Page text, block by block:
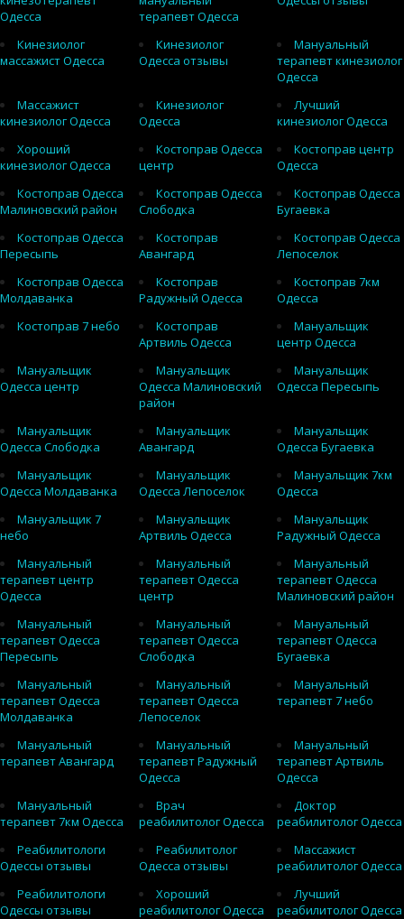
Одесса
терапевт Одесса
Кинезиолог
массажист Одесса
Кинезиолог
Одесса отзывы
Мануальный
терапевт кинезиолог
Одесса
Массажист
кинезиолог Одесса
Кинезиолог
Одесса
Лучший
кинезиолог Одесса
Хороший
кинезиолог Одесса
Костоправ Одесса
центр
Костоправ центр
Одесса
Костоправ Одесса
Малиновский район
Костоправ Одесса
Слободка
Костоправ Одесса
Бугаевка
Костоправ Одесса
Пересыпь
Костоправ
Авангард
Костоправ Одесса
Лепоселок
Костоправ Одесса
Молдаванка
Костоправ
Радужный Одесса
Костоправ 7км
Одесса
Костоправ 7 небо
Костоправ
Артвиль Одесса
Мануальщик
центр Одесса
Мануальщик
Одесса центр
Мануальщик
Одесса Малиновский
район
Мануальщик
Одесса Пересыпь
Мануальщик
Одесса Слободка
Мануальщик
Авангард
Мануальщик
Одесса Бугаевка
Мануальщик
Одесса Молдаванка
Мануальщик
Одесса Лепоселок
Мануальщик 7км
Одесса
Мануальщик 7
небо
Мануальщик
Артвиль Одесса
Мануальщик
Радужный Одесса
Мануальный
терапевт центр
Одесса
Мануальный
терапевт Одесса
центр
Мануальный
терапевт Одесса
Малиновский район
Мануальный
терапевт Одесса
Пересыпь
Мануальный
терапевт Одесса
Слободка
Мануальный
терапевт Одесса
Бугаевка
Мануальный
терапевт Одесса
Молдаванка
Мануальный
терапевт Одесса
Лепоселок
Мануальный
терапевт 7 небо
Мануальный
терапевт Авангард
Мануальный
терапевт Радужный
Одесса
Мануальный
терапевт Артвиль
Одесса
Мануальный
терапевт 7км Одесса
Врач
реабилитолог Одесса
Доктор
реабилитолог Одесса
Реабилитологи
Одессы отзывы
Реабилитолог
Одесса отзывы
Массажист
реабилитолог Одесса
Реабилитологи
Одессы отзывы
Хороший
реабилитолог Одесса
Лучший
реабилитолог Одесса